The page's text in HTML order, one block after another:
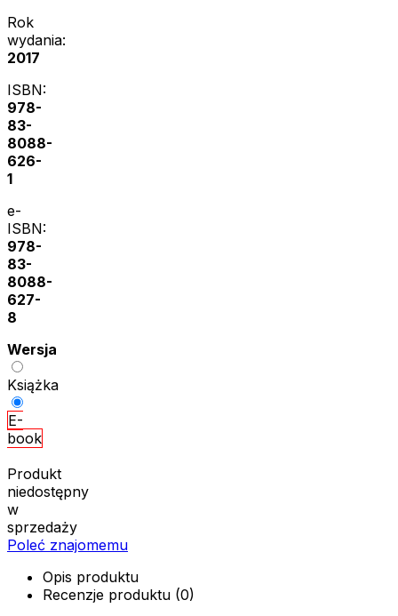
Rok
wydania:
2017
ISBN:
978-
83-
8088-
626-
1
e-
ISBN:
978-
83-
8088-
627-
8
Wersja
Książka
E-
book
Produkt
niedostępny
w
sprzedaży
Poleć znajomemu
Opis produktu
Recenzje produktu (0)